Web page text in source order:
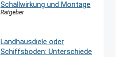
Schallwirkung und Montage
Ratgeber
Landhausdiele oder
Schiffsboden: Unterschiede